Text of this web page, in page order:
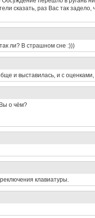
сказать, раз Вас так
ли? В страшном сне :)))
и выставилась, и с
о чём?
клавиатуры.